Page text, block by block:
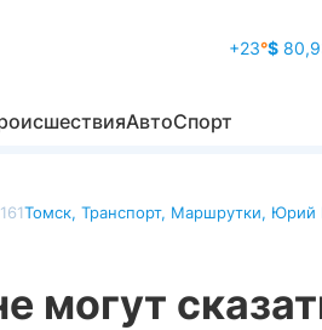
+23°$
АвтоСпорт
Томск, Транспорт, Маршрутки, Юрий
могут